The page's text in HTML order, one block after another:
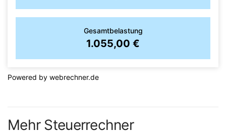
Gesamtbelastung
1.055,00 €
Powered by webrechner.de
Mehr Steuerrechner